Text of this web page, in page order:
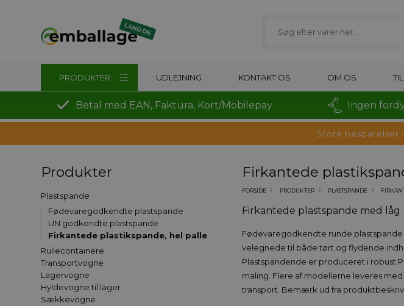
PRODUKTER UDLEJNING KONTAKT OS OM OS
Betal med EAN, Faktura, Kort/Mobilepay Ingen
Store besparelser
Produkter
Plastspande
Fødevaregodkendte plastspande
UN godkendte plastspande
Firkantede plastikspande, hel palle
Rullecontainere
Transportvogne
Lagervogne
Hyldevogne til lager
Sækkevogne
Firkantede
FORSIDE PRODUKTER PLASTSPANDE
Firkantede plastspande med låg
Fødevaregodkendte runde
velegnede til både tørt og flydende
Plastspandende er produceret i robust
maling. Flere af modellerne leveres
transport. Bemærk ud fra